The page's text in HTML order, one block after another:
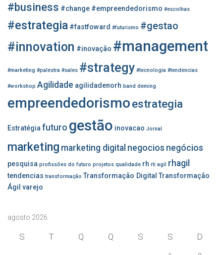
a
r
o
#business #change #empreendedorismo #escolhas
#estrategia #fastfoward #futurismo #gestao
#innovation #inovação #management
#marketing #palestra #sales #strategy #tecnologia #tendencias
#workshop Agilidade agilidadenorh band deming
empreendedorismoestrategia
Estratégiafuturo gestão inovacao Jornal
marketing marketing digital negocios negócios
pesquisa profissões do futuro projetos qualidade rh rh agil rhagil
tendencias transformação Transformação Digital Transformação
Ágil varejo
agosto 2026
S T Q Q S S D